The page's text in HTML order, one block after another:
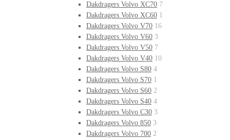
Dakdragers Volvo XC70 7
Dakdragers Volvo XC60 1
Dakdragers Volvo V70 16
Dakdragers Volvo V60 3
Dakdragers Volvo V50 7
Dakdragers Volvo V40 10
Dakdragers Volvo S80 4
Dakdragers Volvo S70 1
Dakdragers Volvo S60 2
Dakdragers Volvo S40 4
Dakdragers Volvo C30 3
Dakdragers Volvo 850 3
Dakdragers Volvo 700 2